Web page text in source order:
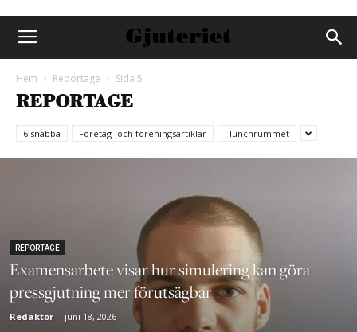
Hem Reportage Sida 5
REPORTAGE
6 snabba Företag- och föreningsartiklar I lunchrummet
REPORTAGE
Examensarbete visar hur simulering kan göra
pressgjutning mer förutsägbar
Redaktör - juni 18, 2026